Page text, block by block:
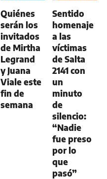
Quiénes
serán los
invitados
de Mirtha
Legrand
y Juana
Viale este
fin de
semana
Sentido
homenaje
a las
víctimas
de Salta
2141 con
un
minuto
de
silencio:
“Nadie
fue preso
por lo
que
pasó”